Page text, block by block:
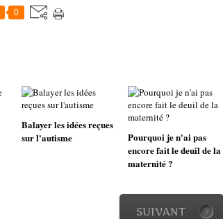
0
Balayer les idées reçues
sur l'autisme
Pourquoi je n'ai pas
encore fait le deuil de la
maternité ?
SUIVANT